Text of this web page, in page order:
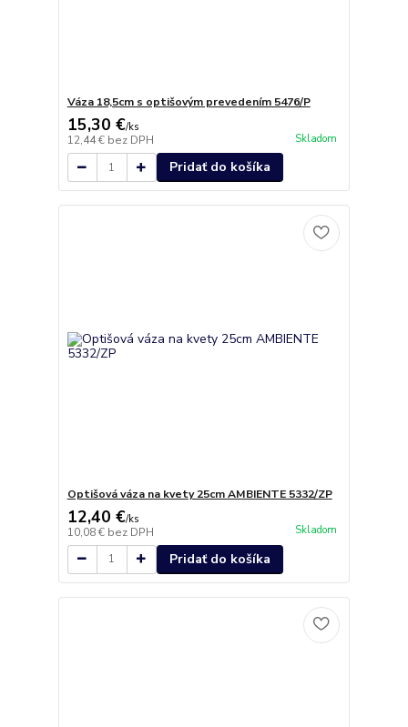
Váza 18,5cm s optišovým prevedením 5476/P
15,30 €/ks
12,44 € bez DPH Skladom
Pridať do košíka
Optišová váza na kvety 25cm AMBIENTE 5332/ZP
12,40 €/ks
10,08 € bez DPH Skladom
Pridať do košíka